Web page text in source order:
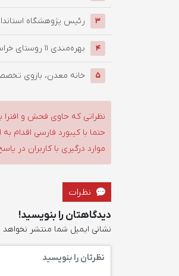
3 رئیس پژوهشگاه
4 بهره‌مندی ۱۱ روستای خراسان جنوبی از راه آسفالته در چهار ماهه ...
5 خانه معدن، بازوی
نظراتی که حاوی فحش و افترا
حتما با کیبورد فارسی اقدام
موارد درگیری با کاربران در
نظرات
دیدگاهتان را بنویسید!
نشانی ایمیل شما منتشر